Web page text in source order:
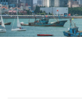
工程案例
厂房厂貌